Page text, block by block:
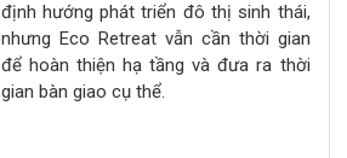
định hướng phát triển đô thị sinh thái,
nhưng Eco Retreat vẫn cần thời gian
để hoàn thiện hạ tầng và đưa ra thời
gian bàn giao cụ thể.